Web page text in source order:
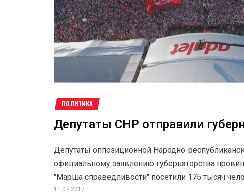
ПОЛИТИКА
Депутаты СНР отправили
Депутаты оппозиционной Народно-
официальному заявлению губернаторства
"Марша справедливости" посетили 175 тысяч
11.07.2017